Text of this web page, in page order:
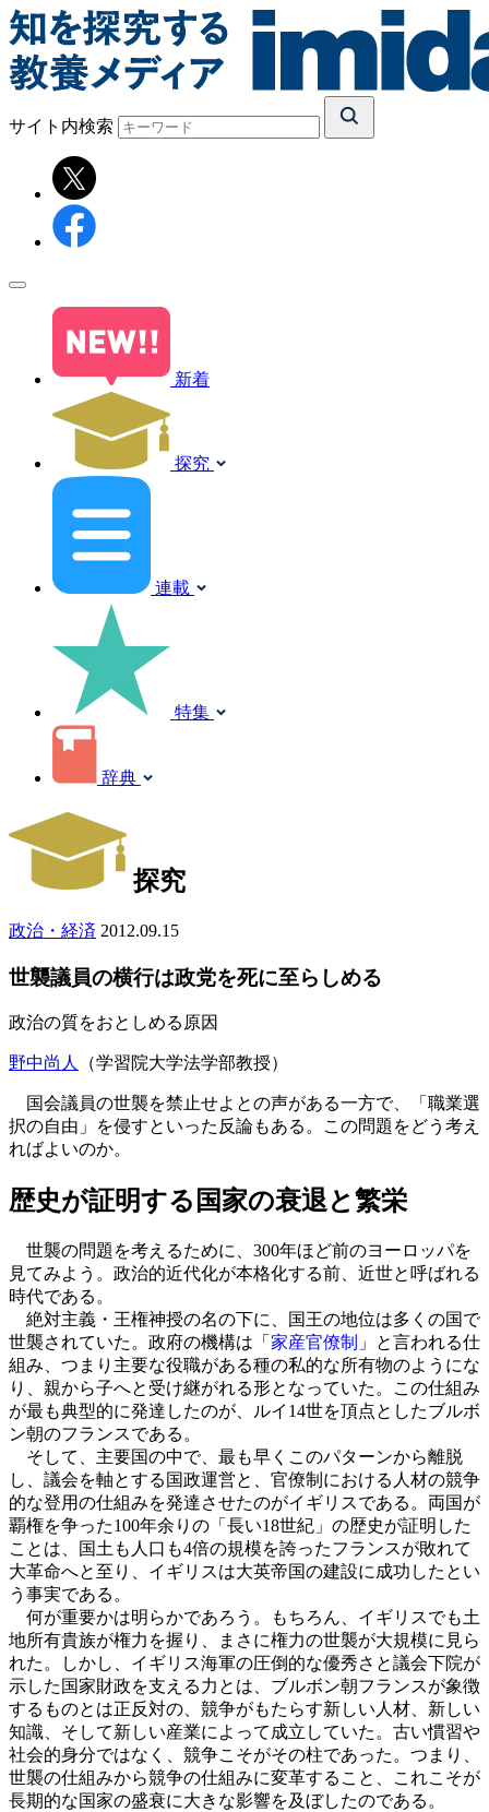
サイト内検索
新着
探究
連載
特集
辞典
探究
政治・経済 2012.09.15
世襲議員の横行は政党を死に至らしめる
政治の質をおとしめる原因
野中尚人 （学習院大学法学部教授）
国会議員の世襲を禁止せよとの声がある一方で、「職業選
択の自由」を侵すといった反論もある。この問題をどう考え
ればよいのか。
歴史が証明する国家の衰退と繁栄
世襲の問題を考えるために、300年ほど前のヨーロッパを
見てみよう。政治的近代化が本格化する前、近世と呼ばれる
時代である。
絶対主義・王権神授の名の下に、国王の地位は多くの国で
世襲されていた。政府の機構は「 家産官僚制 」と言われる仕
組み、つまり主要な役職がある種の私的な所有物のようにな
り、親から子へと受け継がれる形となっていた。この仕組み
が最も典型的に発達したのが、ルイ14世を頂点としたブルボ
ン朝のフランスである。
そして、主要国の中で、最も早くこのパターンから離脱
し、議会を軸とする国政運営と、官僚制における人材の競争
的な登用の仕組みを発達させたのがイギリスである。両国が
覇権を争った100年余りの「長い18世紀」の歴史が証明した
ことは、国土も人口も4倍の規模を誇ったフランスが敗れて
大革命へと至り、イギリスは大英帝国の建設に成功したとい
う事実である。
何が重要かは明らかであろう。もちろん、イギリスでも土
地所有貴族が権力を握り、まさに権力の世襲が大規模に見ら
れた。しかし、イギリス海軍の圧倒的な優秀さと議会下院が
示した国家財政を支える力とは、ブルボン朝フランスが象徴
するものとは正反対の、競争がもたらす新しい人材、新しい
知識、そして新しい産業によって成立していた。古い慣習や
社会的身分ではなく、競争こそがその柱であった。つまり、
世襲の仕組みから競争の仕組みに変革すること、これこそが
長期的な国家の盛衰に大きな影響を及ぼしたのである。